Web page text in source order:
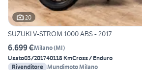
20
SUZUKI V-STROM 1000 ABS - 2017
6.699 €Milano(MI)
Usato03/201740118 KmCross / Enduro
Rivenditore Mundimoto Milano